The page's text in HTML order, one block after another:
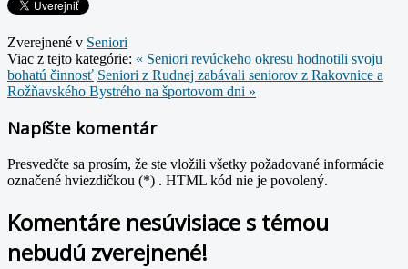
Zverejnené v Seniori
Viac z tejto kategórie: « Seniori revúckeho okresu hodnotili svoju
bohatú činnosť Seniori z Rudnej zabávali seniorov z Rakovnice a
Rožňavského Bystrého na športovom dni »
Napíšte komentár
Presvedčte sa prosím, že ste vložili všetky požadované informácie
označené hviezdičkou (*) . HTML kód nie je povolený.
Komentáre nesúvisiace s témou
nebudú zverejnené!